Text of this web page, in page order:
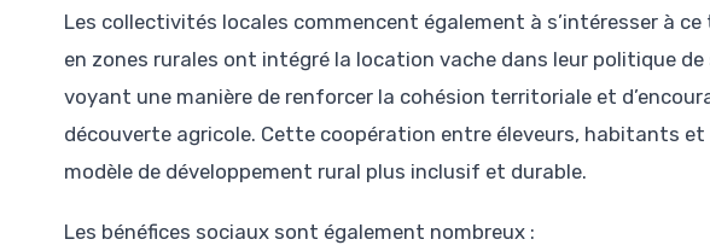
Les collectivités locales commencent également à s’intéresser à
en zones rurales ont intégré la location vache dans leur politique
voyant une manière de renforcer la cohésion territoriale et
découverte agricole. Cette coopération entre éleveurs, habitants
modèle de développement rural plus inclusif et durable.
Les bénéfices sociaux sont également nombreux :